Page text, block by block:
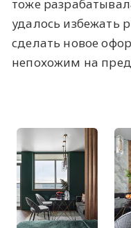
тоже
удалось избежать
сделать новое
непохожим на